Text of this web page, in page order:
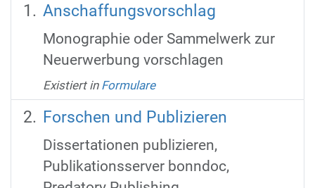
Anschaffungsvorschlag
Monographie oder Sammelwerk zur
Neuerwerbung vorschlagen
Existiert in Formulare
Forschen und Publizieren
Dissertationen publizieren,
Publikationsserver bonndoc,